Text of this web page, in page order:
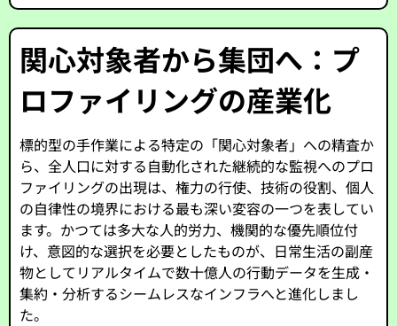
関心対象者から集団へ：プ
ロファイリングの産業化
標的型の手作業による特定の「関心対象者」への精査か
ら、全人口に対する自動化された継続的な監視へのプロ
ファイリングの出現は、権力の行使、技術の役割、個人
の自律性の境界における最も深い変容の一つを表してい
ます。かつては多大な人的労力、機関的な優先順位付
け、意図的な選択を必要としたものが、日常生活の副産
物としてリアルタイムで数十億人の行動データを生成・
集約・分析するシームレスなインフラへと進化しまし
た。